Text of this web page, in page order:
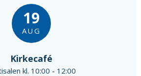
19
AUG
Kirkecafé
kl. 10:00 - 12:00